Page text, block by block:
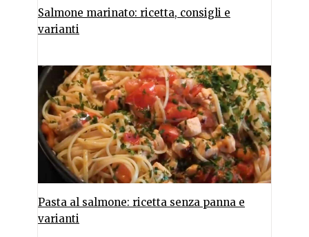
Salmone marinato: ricetta, consigli e
varianti
Pasta al salmone: ricetta senza panna e
varianti